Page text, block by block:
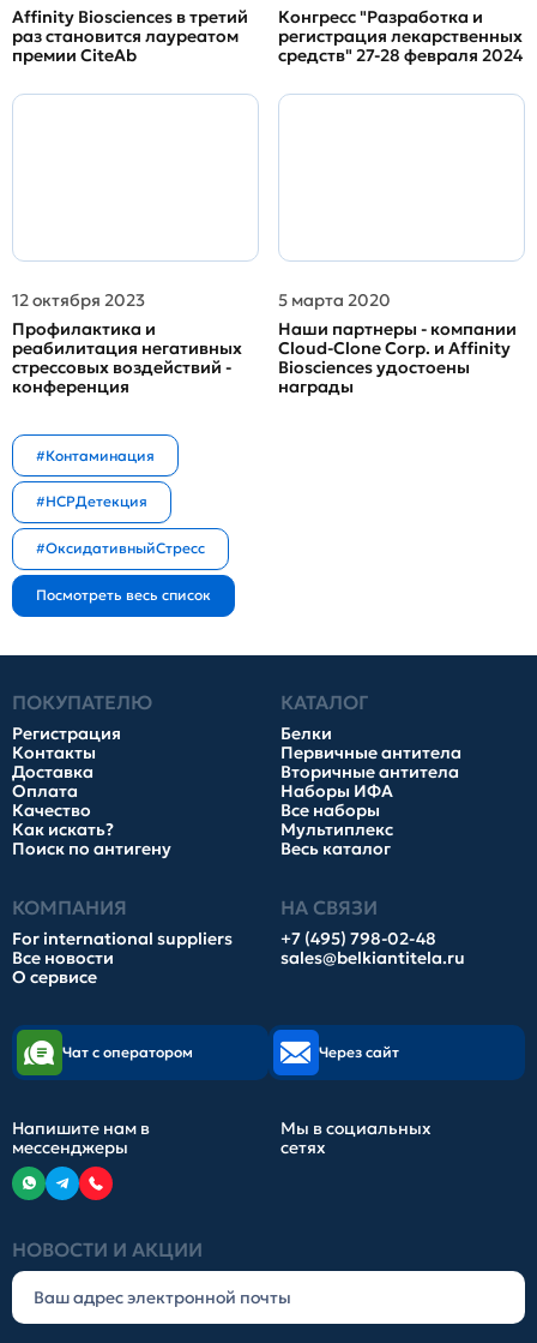
Affinity Biosciences в третий
раз становится лауреатом
премии CiteAb
Конгресс "Разработка и
регистрация лекарственных
средств" 27-28 февраля 2024
12 октября 2023
Профилактика и
реабилитация негативных
стрессовых воздействий -
конференция
5 марта 2020
Наши партнеры - компании
Cloud-Clone Corp. и Affinity
Biosciences удостоены
награды
#Контаминация
#HCPДетекция
#ОксидативныйСтресс
ПОКУПАТЕЛЮ
Регистрация
Контакты
Доставка
Оплата
Качество
Как искать?
Поиск по антигену
КАТАЛОГ
Белки
Первичные антитела
Вторичные антитела
Наборы ИФА
Все наборы
Мультиплекс
Весь каталог
КОМПАНИЯ
For international suppliers
Все новости
О сервисе
НА СВЯЗИ
+7 (495) 798-02-48
sales@belkiantitela.ru
НОВОСТИ И АКЦИИ
Чат с оператором Через сайт
Напишите нам в
мессенджеры
Мы в социальных
сетях